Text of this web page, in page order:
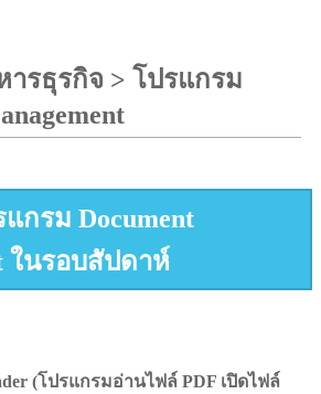
ารธุรกิจ > โปรแกรม
กรม Document
ในรอบสัปดาห์
(โปรแกรมอ่านไฟล์ PDF เปิดไฟล์